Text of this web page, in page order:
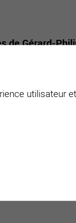
de Gérard-
utilisateur